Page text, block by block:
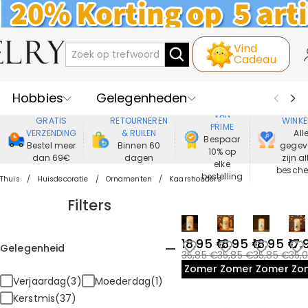
Vind
Cadeau
Hobbies
Gelegenheden
Recipienten
Best Verkochte
Nieuwe
Juwelen
Wonen&Leven
GRATIS
VERZENDING
Bestel meer
dan 69€
RETOURNEREN
& RUILEN
Binnen 60
dagen
VAN
PRIME
Bespaar
10% op
elke
bestelling
Alle
zijn
Thuis Huisdecoratie Ornamenten Kaarshouders
Filters
Gelegenheid
Verjaardag(3)
Moederdag(1)
Kerstmis(37)
18,95 €
35,85 €
Zomeruitverkoop
18,95 €
35,85 €
Zomeruitverkoop
18,95 €
35,85 €